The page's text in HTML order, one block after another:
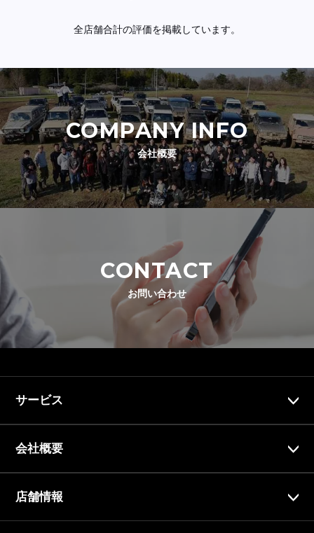
全店舗合計の評価を掲載しています。
COMPANY INFO
会社概要
CONTACT
お問い合わせ
サービス
会社概要
店舗情報